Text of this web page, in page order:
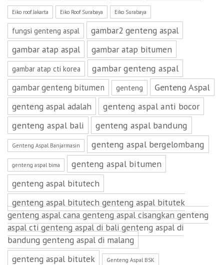
Eiko roof Jakarta Eiko Roof Surabaya Eiko Surabaya
fungsi genteng aspal
gambar2 genteng aspal
gambar atap aspal
gambar atap bitumen
gambar atap cti korea gambar genteng aspal
gambar genteng bitumen genteng
Genteng Aspal
genteng aspal adalah
genteng aspal anti bocor
genteng aspal bali
genteng aspal bandung
Genteng Aspal Banjarmasin genteng aspal bergelombang
genteng aspal bima
genteng aspal bitumen
genteng aspal bitutech
genteng aspal bitutech genteng aspal bitutek
genteng aspal cana genteng aspal cisangkan genteng
aspal cti genteng aspal di bali genteng aspal di
bandung genteng aspal di malang
genteng aspal bitutek
Genteng Aspal BSK